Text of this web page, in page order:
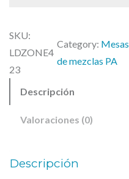
3
9
9
N
E
2
e
SKU:
LDZONE4
23
Category: Mesas
de mezclas PA
Descripción
Valoraciones (0)
Descripción